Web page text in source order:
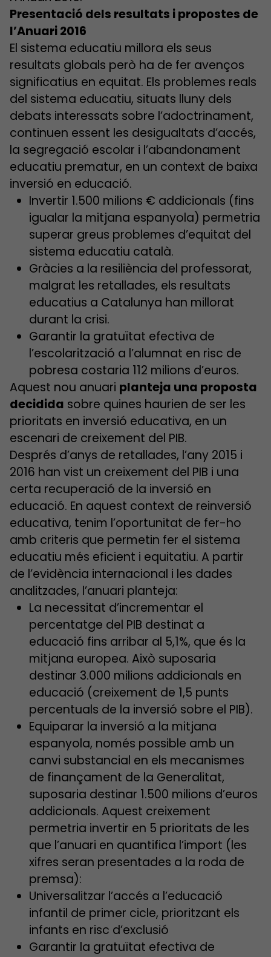
Presentació dels resultats i propostes de
l’Anuari 2016
El sistema educatiu millora els seus
resultats globals però ha de fer avenços
significatius en equitat. Els problemes reals
del sistema educatiu, situats lluny dels
debats interessats sobre l’adoctrinament,
continuen essent les desigualtats d’accés,
la segregació escolar i l’abandonament
educatiu prematur, en un context de baixa
inversió en educació.
Invertir 1.500 milions € addicionals (fins
igualar la mitjana espanyola) permetria
superar greus problemes d’equitat del
sistema educatiu català.
Gràcies a la resiliència del professorat,
malgrat les retallades, els resultats
educatius a Catalunya han millorat
durant la crisi.
Garantir la gratuïtat efectiva de
l’escolarització a l’alumnat en risc de
pobresa costaria 112 milions d’euros.
Aquest nou anuari planteja una proposta
decidida sobre quines haurien de ser les
prioritats en inversió educativa, en un
escenari de creixement del PIB.
Després d’anys de retallades, l’any 2015 i
2016 han vist un creixement del PIB i una
certa recuperació de la inversió en
educació. En aquest context de reinversió
educativa, tenim l’oportunitat de fer-ho
amb criteris que permetin fer el sistema
educatiu més eficient i equitatiu. A partir
de l’evidència internacional i les dades
analitzades, l’anuari planteja:
La necessitat d’incrementar el
percentatge del PIB destinat a
educació fins arribar al 5,1%, que és la
mitjana europea. Això suposaria
destinar 3.000 milions addicionals en
educació (creixement de 1,5 punts
percentuals de la inversió sobre el PIB).
Equiparar la inversió a la mitjana
espanyola, només possible amb un
canvi substancial en els mecanismes
de finançament de la Generalitat,
suposaria destinar 1.500 milions d’euros
addicionals. Aquest creixement
permetria invertir en 5 prioritats de les
que l’anuari en quantifica l’import (les
xifres seran presentades a la roda de
premsa):
Universalitzar l’accés a l’educació
infantil de primer cicle, prioritzant els
infants en risc d’exclusió
Garantir la gratuïtat efectiva de